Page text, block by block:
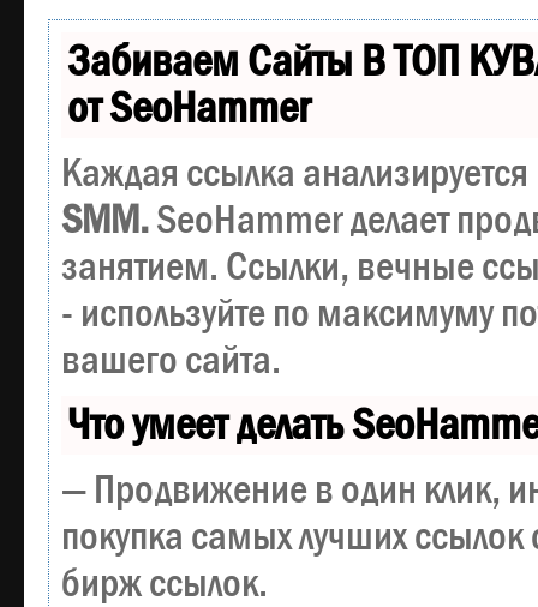
Забиваем Сайты В ТОП
от SeoHammer
Каждая ссылка
SMM.SeoHammer делает
занятием. Ссылки, вечные
- используйте по максимуму
вашего сайта.
Что умеет делать
— Продвижение в один клик,
покупка самых лучших ссылок
бирж ссылок.